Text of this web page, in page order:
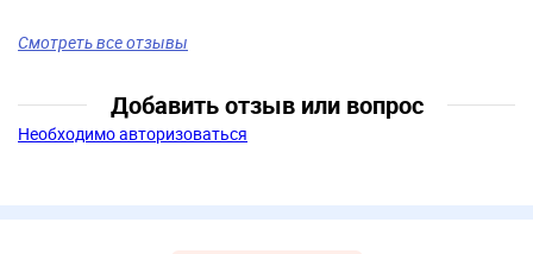
Смотреть все отзывы
Добавить отзыв или вопрос
Необходимо авторизоваться